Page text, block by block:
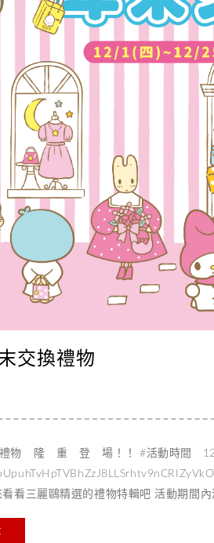
交換禮物
禮物 隆 重 登 場！！ #活動時間
看三麗鷗精選的禮物特輯吧 活動期間